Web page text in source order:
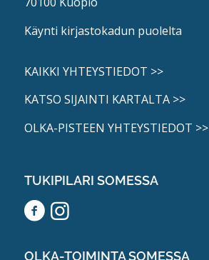
Käynti kirjastokadun puolelta
KAIKKI YHTEYSTIEDOT >>
KATSO SIJAINTI KARTALTA >>
OLKA-PISTEEN YHTEYSTIEDOT >>
TUKIPILARI SOMESSA
OLKA-TOIMINTA SOMESSA